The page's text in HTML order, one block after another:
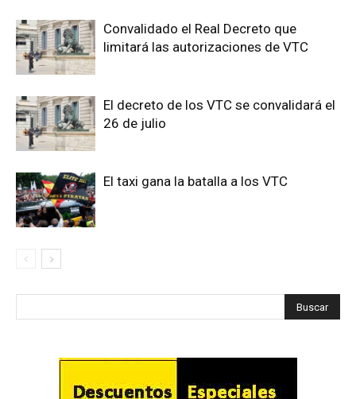
Convalidado el Real Decreto que
limitará las autorizaciones de VTC
El decreto de los VTC se convalidará el
26 de julio
El taxi gana la batalla a los VTC